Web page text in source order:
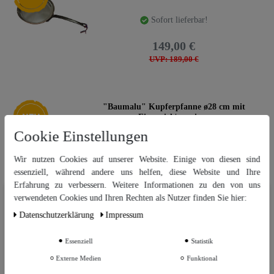
Sofort lieferbar!
UVP: 189,00 €
149,00 €
Neuheit
"Baumalu" Kupferpfanne ø28 cm mit
Eisenstiel | verzinnt
UVP: 149,00 €
129,00 €
Eisenstiel | verzinnt
Wir nutzen Cookies auf unserer Website. Einige von diesen sind
zu verbessern. Weitere Informationen zu den von uns verwendeten
und unserem
Cookie Einstellungen
Wir nutzen Cookies auf unserer Website. Einige von diesen sind
essenziell, während andere uns helfen, diese Website und Ihre
Erfahrung zu verbessern. Weitere Informationen zu den von uns
verwendeten Cookies und Ihren Rechten als Nutzer finden Sie hier:
Daten­schutz­erklärung
Impressum
Essenziell Statistik
Externe Medien Funktional